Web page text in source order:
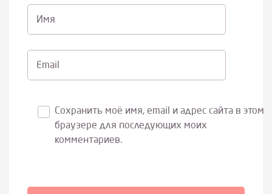
Имя
Email
Сохранить моё имя, email и адрес сайта в этом
браузере для последующих моих
комментариев.